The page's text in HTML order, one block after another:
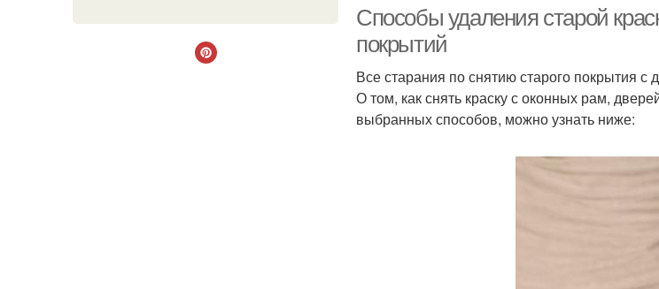
Способы удаления старой
покрытий
Все старания по снятию старого покрытия
О том, как снять краску с оконных рам,
выбранных способов, можно узнать ниже: